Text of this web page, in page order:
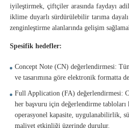
iyileştirmek, çiftçiler arasında faydayı adil
iklime duyarlı sürdürülebilir tarıma
zenginleştirme alanlarında gelişim
Spesifik hedefler:
Concept Note (CN) değerlendirmesi:
ve tasarımına göre elektronik formatta
Full Application (FA) değerlendirmesi:
her başvuru için değerlendirme tabloları
operasyonel kapasite, uygulanabilirlik,
maliyet etkinliği üzerinde durulur.